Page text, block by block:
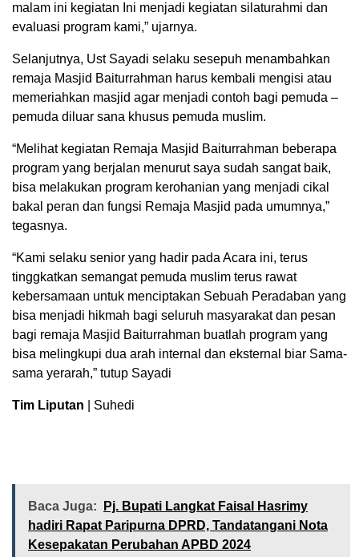
malam ini kegiatan Ini menjadi kegiatan silaturahmi dan
evaluasi program kami,” ujarnya.
Selanjutnya, Ust Sayadi selaku sesepuh menambahkan
remaja Masjid Baiturrahman harus kembali mengisi atau
memeriahkan masjid agar menjadi contoh bagi pemuda –
pemuda diluar sana khusus pemuda muslim.
“Melihat kegiatan Remaja Masjid Baiturrahman beberapa
program yang berjalan menurut saya sudah sangat baik,
bisa melakukan program kerohanian yang menjadi cikal
bakal peran dan fungsi Remaja Masjid pada umumnya,”
tegasnya.
“Kami selaku senior yang hadir pada Acara ini, terus
tinggkatkan semangat pemuda muslim terus rawat
kebersamaan untuk menciptakan Sebuah Peradaban yang
bisa menjadi hikmah bagi seluruh masyarakat dan pesan
bagi remaja Masjid Baiturrahman buatlah program yang
bisa melingkupi dua arah internal dan eksternal biar Sama-
sama yerarah,” tutup Sayadi
Tim Liputan | Suhedi
Baca Juga:
Pj. Bupati Langkat Faisal Hasrimy
hadiri Rapat Paripurna DPRD, Tandatangani Nota
Kesepakatan Perubahan APBD 2024